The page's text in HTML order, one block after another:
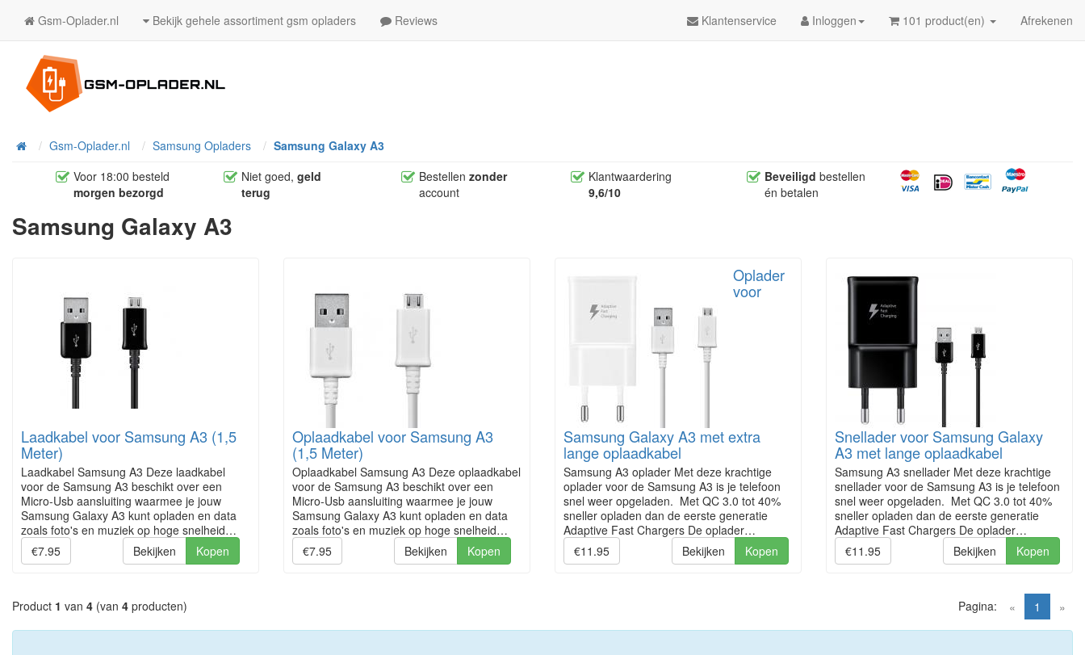
Gsm-Oplader.nl Bekijk gehele assortiment gsm opladers Reviews Klantenservice Inloggen 101 product(en) Afrekenen
HomeGsm-Oplader.nl Samsung Opladers
Samsung Galaxy A3
Voor 18:00 besteld
morgen bezorgd
Niet goed,geld
terug
Bestellen zonder
account
Klantwaardering
9,6/10
Beveiligd bestellen
én betalen
Samsung Galaxy A3
Laadkabel voor Samsung A3 (1,5
Meter)
Laadkabel Samsung A3 Deze laadkabel
voor de Samsung A3 beschikt over een
Micro-Usb aansluiting waarmee je jouw
Samsung Galaxy A3 kunt opladen en data
zoals foto's en muziek op hoge snelheid…
€7.95
Bekijken Kopen
Oplaadkabel voor Samsung A3
(1,5 Meter)
Oplaadkabel Samsung A3 Deze oplaadkabel
voor de Samsung A3 beschikt over een
Micro-Usb aansluiting waarmee je jouw
Samsung Galaxy A3 kunt opladen en data
zoals foto's en muziek op hoge snelheid…
€7.95
Bekijken Kopen
Oplader
voor
Samsung Galaxy A3 met extra
lange oplaadkabel
Samsung A3 oplader Met deze krachtige
oplader voor de Samsung A3 is je telefoon
snel weer opgeladen. Met QC 3.0 tot 40%
sneller opladen dan de eerste generatie
Adaptive Fast Chargers De oplader…
€11.95
Bekijken Kopen
Snellader voor Samsung Galaxy
A3 met lange oplaadkabel
Samsung A3 snellader Met deze krachtige
snellader voor de Samsung A3 is je telefoon
snel weer opgeladen. Met QC 3.0 tot 40%
sneller opladen dan de eerste generatie
Adaptive Fast Chargers De oplader…
€11.95
Bekijken Kopen
Product 1 van 4 (van 4 producten) « 1 (current)
»
Pagina: